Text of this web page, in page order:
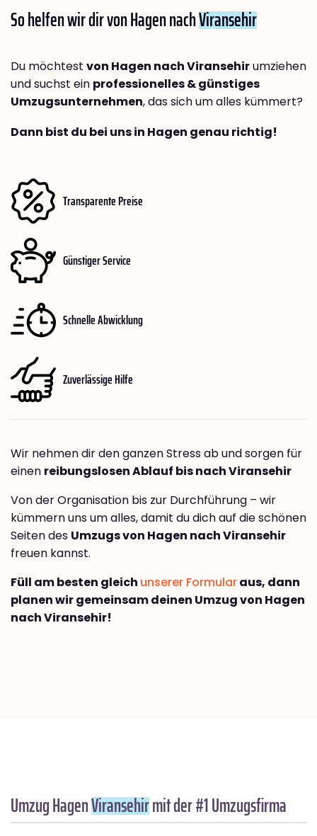
So helfen wir dir von Hagen nachViransehir
Du möchtest von Hagen nach Viransehirumziehen
und suchst ein professionelles & günstiges
Umzugsunternehmen, das sich um alles kümmert?
Dann bist du bei uns in Hagen genau richtig!
Transparente Preise
Günstiger Service
Schnelle Abwicklung
Zuverlässige Hilfe
Wir nehmen dir den ganzen Stress ab und sorgen für
einen reibungslosen Ablauf bis nach Viransehir
Von der Organisation bis zur Durchführung – wir
kümmern uns um alles, damit du dich auf die schönen
Seiten des Umzugs von Hagen nach Viransehir
freuen kannst.
Füll am besten gleich unserer Formularaus, dann
planen wir gemeinsam deinen Umzug von Hagen
nach Viransehir!
Umzug HagenViransehirmit der #1 Umzugsfirma